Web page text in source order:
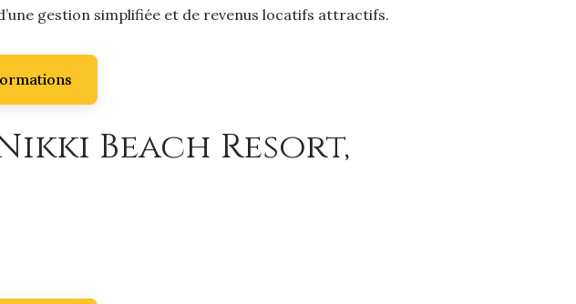
gestion simplifiée et de revenus locatifs attractifs.
Beach Resort,